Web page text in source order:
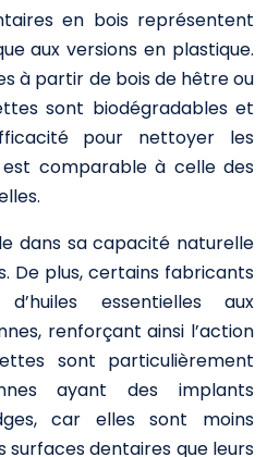
en bois représentent
aux versions en plastique.
à partir de bois de hêtre ou
sont biodégradables et
pour nettoyer les
comparable à celle des
dans sa capacité naturelle
De plus, certains fabricants
essentielles aux
renforçant ainsi l’action
sont particulièrement
ayant des implants
car elles sont moins
surfaces dentaires que leurs